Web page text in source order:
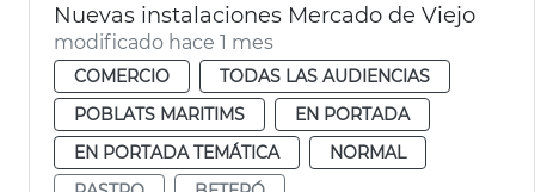
Nuevas instalaciones Mercado de Viejo
modificado hace 1 mes
COMERCIO
TODAS LAS AUDIENCIAS
POBLATS MARITIMS
EN PORTADA
EN PORTADA TEMÁTICA
NORMAL